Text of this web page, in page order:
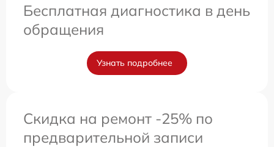
Бесплатная диагностика в день
обращения
Узнать подробнее
Скидка на ремонт -25% по
предварительной записи